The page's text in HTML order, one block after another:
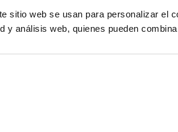
sitio web se usan para personalizar el
y análisis web, quienes pueden